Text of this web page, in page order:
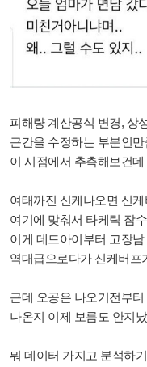
피해량 계산공식 변경, 상
근간을 수정하는 부분인
이 시점에서 추측해보건데
여태까진 신케나오면 신
여기에 맞춰서 타케릭 잠
이게 데드아이부터 고장남
역대급으로다가 신케버프
근데 오공은 나오기전부
나온지 이제 보름도 안지
뭐 데이터 가지고 분석하